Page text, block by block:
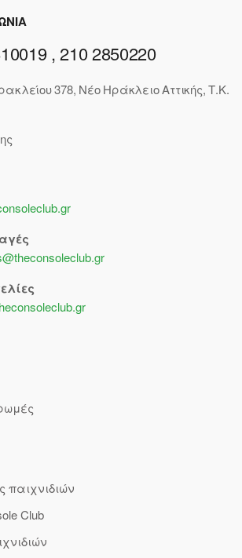
, 210 2850220
378, Νέο Ηράκλειο Αττικής, Τ.Κ.
Club